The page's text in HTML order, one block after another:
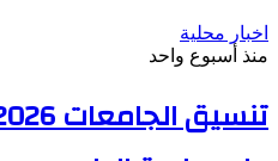
اخبار محلية
منذ أسبوع واحد